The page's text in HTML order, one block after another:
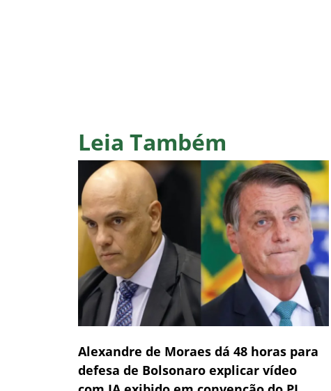
Leia Também
Alexandre de Moraes dá 48 horas para
defesa de Bolsonaro explicar vídeo